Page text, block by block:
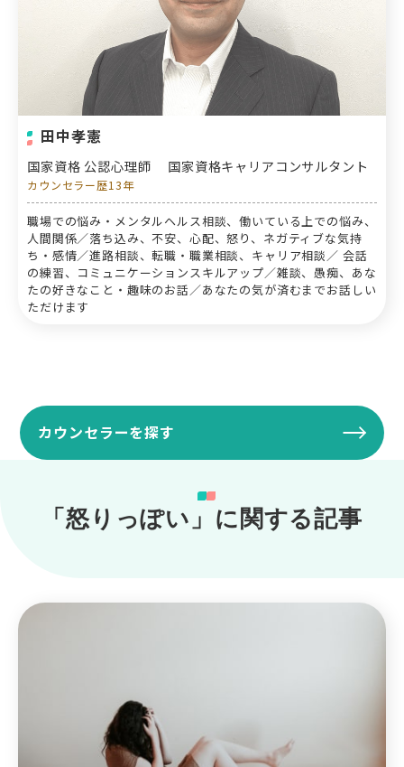
田中孝憲
国家資格 公認心理師 国家資格キャリアコンサルタント
カウンセラー歴13年
職場での悩み・メンタルヘルス相談、働いている上での悩み、
人間関係／落ち込み、不安、心配、怒り、ネガティブな気持
ち・感情／進路相談、転職・職業相談、キャリア相談／ 会話
の練習、コミュニケーションスキルアップ／雑談、愚痴、あな
たの好きなこと・趣味のお話／あなたの気が済むまでお話しい
ただけます
カウンセラーを探す
「怒りっぽい」に関する記事